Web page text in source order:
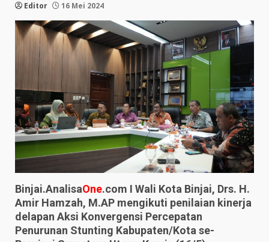
Editor 16 Mei 2024
Binjai.AnalisaOne.com I Wali Kota Binjai, Drs. H.
Amir Hamzah, M.AP mengikuti penilaian kinerja
delapan Aksi Konvergensi Percepatan
Penurunan Stunting Kabupaten/Kota se-